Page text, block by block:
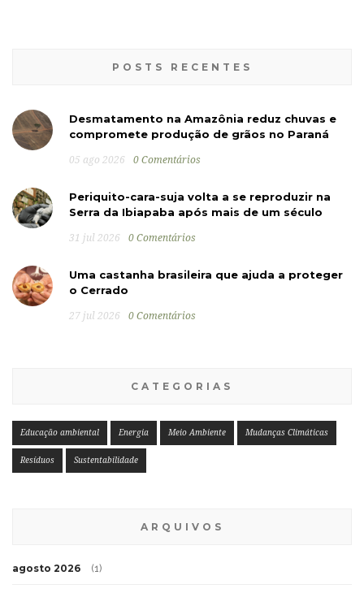
POSTS RECENTES
Desmatamento na Amazônia reduz chuvas e
compromete produção de grãos no Paraná
05 ago 2026 0 Comentários
Periquito-cara-suja volta a se reproduzir na
Serra da Ibiapaba após mais de um século
31 jul 2026 0 Comentários
Uma castanha brasileira que ajuda a proteger
o Cerrado
27 jul 2026 0 Comentários
CATEGORIAS
Educação ambiental Energia Meio Ambiente Mudanças Climáticas
Resíduos Sustentabilidade
ARQUIVOS
agosto 2026 (1)